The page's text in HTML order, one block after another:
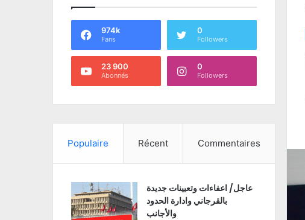
974k
Fans
0
Followers
23 900
Abonnés
0
Followers
Populaire Récent Commentaires
عاجل/ اعفاءات وتعيينات جديدة
بالقرجاني وادارة الحدود
والأجانب